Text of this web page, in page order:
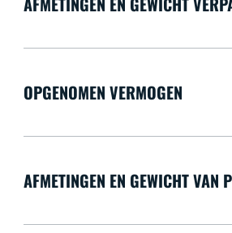
OPGENOMEN VERMOGEN
AFMETINGEN EN GEWICHT VAN